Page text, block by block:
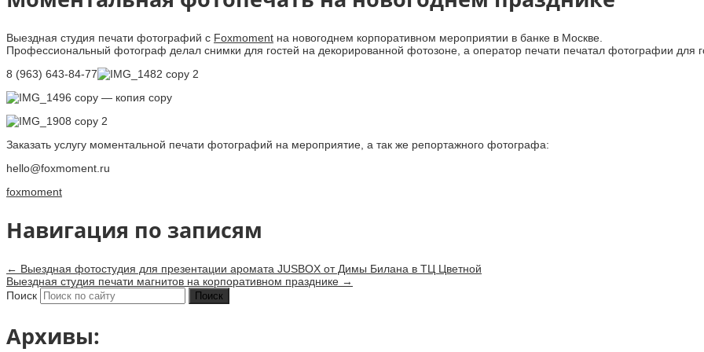
Выездная студия печати фотографий с Foxmoment на новогоднем корпоративном мероприятии в банке в Москве.
Профессиональный фотограф делал снимки для гостей на декорированной фотозоне, а оператор печати печатал фотографии для
8 (963) 643-84-77
Заказать услугу моментальной печати фотографий на мероприятие, а так же репортажного фотографа:
hello@foxmoment.ru
foxmoment
Навигация по записям
← Выездная фотостудия для презентации аромата JUSBOX от Димы Билана в ТЦ Цветной
Выездная студия печати магнитов на корпоративном празднике →
Поиск
Архивы: